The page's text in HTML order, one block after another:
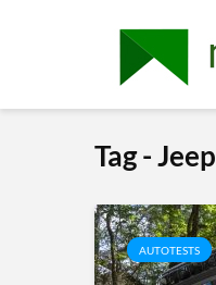
Tag - Jeep
AUTOTESTS